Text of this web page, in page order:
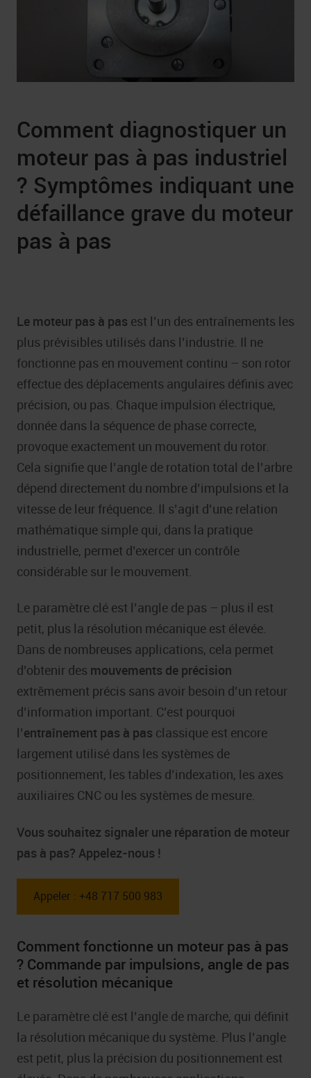
Comment diagnostiquer un
moteur pas à pas industriel
? Symptômes indiquant une
défaillance grave du moteur
pas à pas
Le moteur pas à pas est l’un des entraînements les
plus prévisibles utilisés dans l’industrie. Il ne
fonctionne pas en mouvement continu – son rotor
effectue des déplacements angulaires définis avec
précision, ou pas. Chaque impulsion électrique,
donnée dans la séquence de phase correcte,
provoque exactement un mouvement du rotor.
Cela signifie que l’angle de rotation total de l’arbre
dépend directement du nombre d’impulsions et la
vitesse de leur fréquence. Il s’agit d’une relation
mathématique simple qui, dans la pratique
industrielle, permet d’exercer un contrôle
considérable sur le mouvement.
Le paramètre clé est l’angle de pas – plus il est
petit, plus la résolution mécanique est élevée.
Dans de nombreuses applications, cela permet
d’obtenir des mouvements de précision
extrêmement précis sans avoir besoin d’un retour
d’information important. C’est pourquoi
l’entraînement pas à pas classique est encore
largement utilisé dans les systèmes de
positionnement, les tables d’indexation, les axes
auxiliaires CNC ou les systèmes de mesure.
Vous souhaitez signaler une réparation de moteur
pas à pas? Appelez-nous !
Appeler : +48 717 500 983
Comment fonctionne un moteur pas à pas
? Commande par impulsions, angle de pas
et résolution mécanique
Le paramètre clé est l’angle de marche, qui définit
la résolution mécanique du système. Plus l’angle
est petit, plus la précision du positionnement est